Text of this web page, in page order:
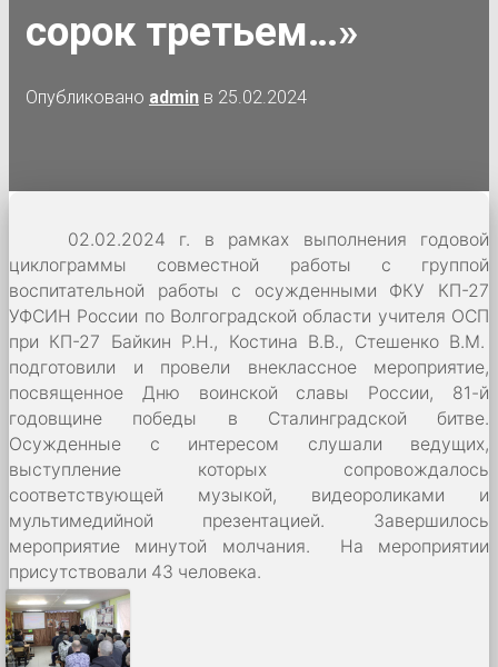
сорок третьем…»
Опубликовано admin в 25.02.2024
02.02.2024 г. в рамках выполнения годовой
циклограммы совместной работы с группой
воспитательной работы с осужденными ФКУ КП-27
УФСИН России по Волгоградской области учителя ОСП
при КП-27 Байкин Р.Н., Костина В.В., Стешенко В.М.
подготовили и провели внеклассное мероприятие,
посвященное Дню воинской славы России, 81-й
годовщине победы в Сталинградской битве.
Осужденные с интересом слушали ведущих,
выступление которых сопровождалось
соответствующей музыкой, видеороликами и
мультимедийной презентацией. Завершилось
мероприятие минутой молчания. На мероприятии
присутствовали 43 человека.